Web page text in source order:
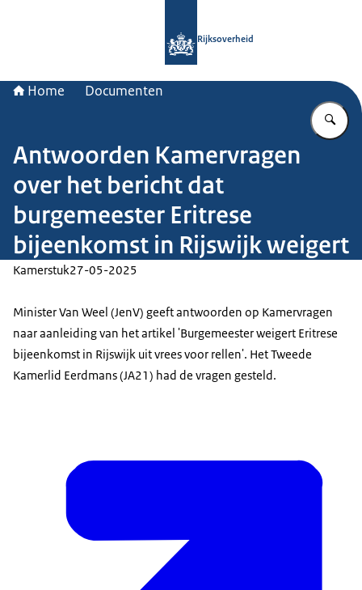
Rijksoverheid
Home Documenten
Antwoorden Kamervragen
over het bericht dat
burgemeester Eritrese
bijeenkomst in Rijswijk weigert
Kamerstuk27-05-2025
Minister Van Weel (JenV) geeft antwoorden op Kamervragen
naar aanleiding van het artikel 'Burgemeester weigert Eritrese
bijeenkomst in Rijswijk uit vrees voor rellen'. Het Tweede
Kamerlid Eerdmans (JA21) had de vragen gesteld.